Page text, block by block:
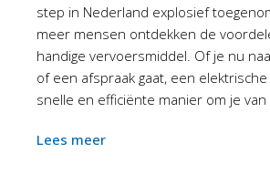
step in Nederland explosief
meer mensen ontdekken de
handige vervoersmiddel. Of je nu
of een afspraak gaat, een
snelle en efficiënte manier om je
Lees meer